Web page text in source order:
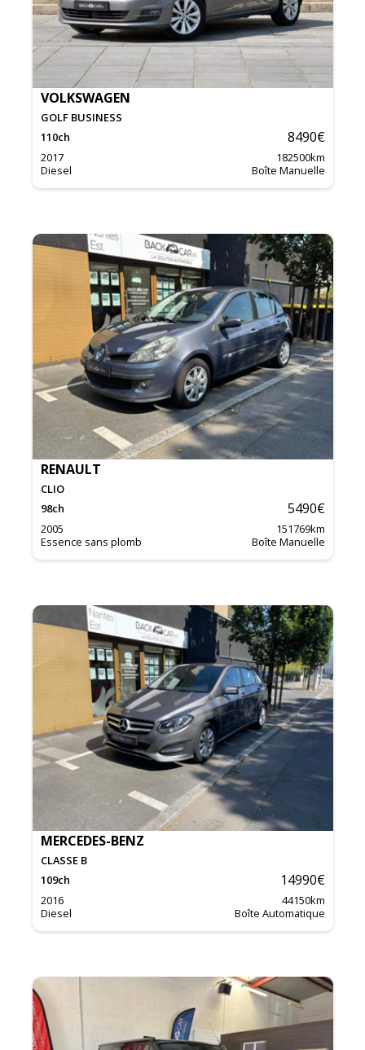
VOLKSWAGEN
GOLF BUSINESS
110ch 8490€
2017 182500km
Diesel
Boîte Manuelle
RENAULT
CLIO
98ch 5490€
2005 151769km
Essence sans plomb
Boîte Manuelle
MERCEDES-BENZ
CLASSE B
109ch 14990€
2016 44150km
Diesel
Boîte Automatique